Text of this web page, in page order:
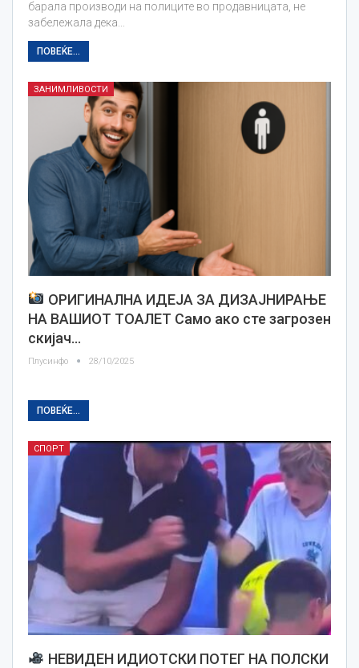
барала производи на полиците во продавницата, не
забележала дека...
ПОВЕЌЕ...
ЗАНИМЛИВОСТИ
ОРИГИНАЛНА ИДЕЈА ЗА ДИЗАЈНИРАЊЕ
НА ВАШИОТ ТОАЛЕТ Само ако сте загрозен
скијач…
Плусинфо 28/10/2025
ПОВЕЌЕ...
СПОРТ
НЕВИДЕН ИДИОТСКИ ПОТЕГ НА ПОЛСКИ